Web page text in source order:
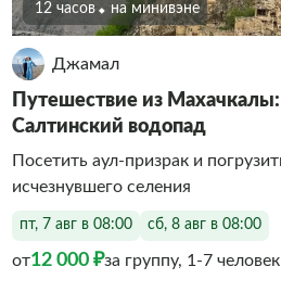
12 часов На минивэне
Джамал
Путешествие из Махачкалы:
Салтинский водопад
Посетить аул-призрак и
исчезнувшего селения
пт, 7 авг в 08:00 сб, 8 авг в 08:00
от12 000 ₽за группу, 1-7 человек